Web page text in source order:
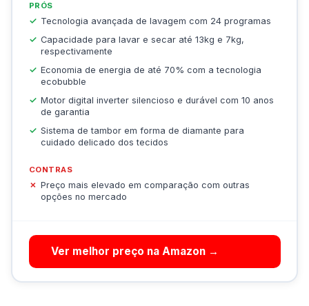
PRÓS
Tecnologia avançada de lavagem com 24 programas
Capacidade para lavar e secar até 13kg e 7kg,
respectivamente
Economia de energia de até 70% com a tecnologia
ecobubble
Motor digital inverter silencioso e durável com 10 anos
de garantia
Sistema de tambor em forma de diamante para
cuidado delicado dos tecidos
CONTRAS
Preço mais elevado em comparação com outras
opções no mercado
Ver melhor preço na Amazon →